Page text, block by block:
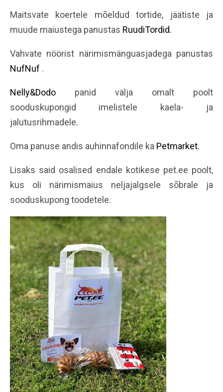
Maitsvate koertele mõeldud tortide, jäätiste ja
muude maiustega panustas RuudiTordid.
Vahvate nöörist närimismänguasjadega panustas
NufNuf .
Nelly&Dodo
panid välja omalt poolt
sooduskupongid imelistele kaela- ja
jalutusrihmadele.
Oma panuse andis auhinnafondile ka Petmarket.
Lisaks said osalised endale kotikese pet.ee poolt,
kus oli närimismaius neljajalgsele sõbrale ja
sooduskupong toodetele.